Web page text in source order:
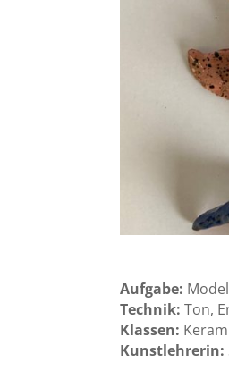
Aufgabe:
Technik:Ton,
Klassen:
Kunstlehrerin: